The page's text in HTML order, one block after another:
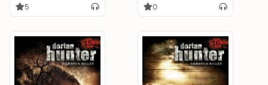
Untergang des
5
das Kätzchen / Die
0